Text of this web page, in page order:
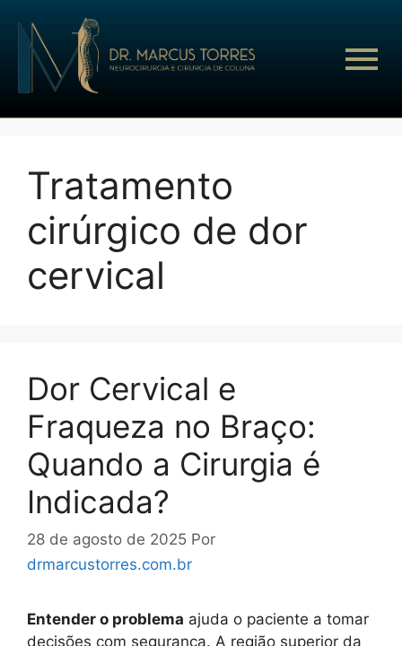
Tratamento
cirúrgico de dor
cervical
Dor Cervical e
Fraqueza no Braço:
Quando a Cirurgia é
Indicada?
28 de agosto de 2025 Por
drmarcustorres.com.br
Entender o problema ajuda o paciente a tomar
decisões com segurança. A região superior da